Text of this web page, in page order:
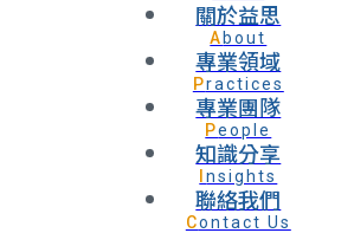
關於益思
About
專業領域
Practices
專業團隊
People
知識分享
Insights
聯絡我們
Contact Us